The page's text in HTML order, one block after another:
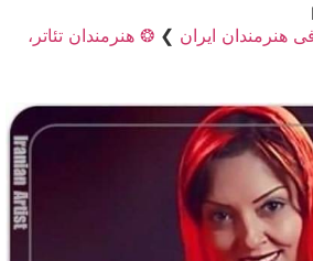
هنرمندان ایران ❯ ❂ هنرمندان تئاتر،